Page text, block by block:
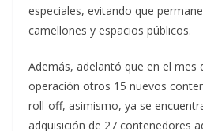
especiales, evitando que
camellones y espacios públicos.
Además, adelantó que en el mes
operación otros 15 nuevos
roll-off, asimismo, ya se
adquisición de 27 contenedores